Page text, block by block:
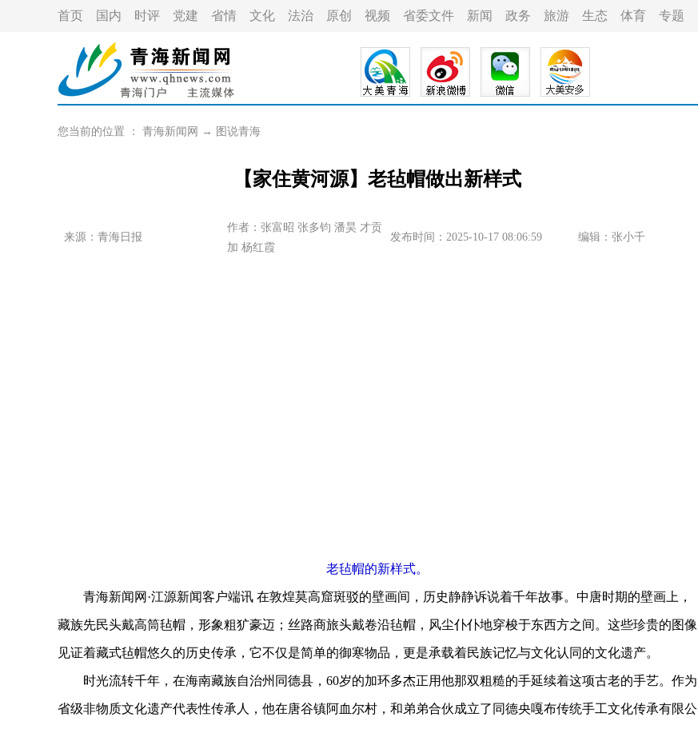
首页 国内 时评 党建 省情 文化 法治 原创 视频 省委文件 新闻 政务 旅游 生态 体育 专题
您当前的位置 ： 青海新闻网 → 图说青海
【家住黄河源】老毡帽做出新样式
来源：青海日报
作者： 张富昭 张多钧 潘昊 才贡
加 杨红霞
发布时间：2025-10-17 08:06:59 编辑：张小千
老毡帽的新样式。
青海新闻网·江源新闻客户端讯 在敦煌莫高窟斑驳的壁画间，历史静静诉说着千年故事。中唐时期的壁画上，
藏族先民头戴高筒毡帽，形象粗犷豪迈；丝路商旅头戴卷沿毡帽，风尘仆仆地穿梭于东西方之间。这些珍贵的图像
见证着藏式毡帽悠久的历史传承，它不仅是简单的御寒物品，更是承载着民族记忆与文化认同的文化遗产。
时光流转千年，在海南藏族自治州同德县，60岁的加环多杰正用他那双粗糙的手延续着这项古老的手艺。作为
省级非物质文化遗产代表性传承人，他在唐谷镇阿血尔村，和弟弟合伙成立了同德央嘎布传统手工文化传承有限公